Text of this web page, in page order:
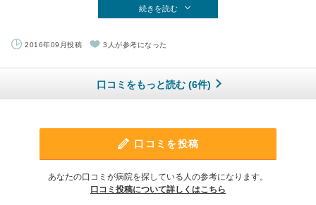
続きを読む
2016年09月投稿 3人が参考になった
口コミをもっと読む (6件)
口コミを投稿
あなたの口コミが病院を探している人の参考になります。
口コミ投稿について詳しくはこちら